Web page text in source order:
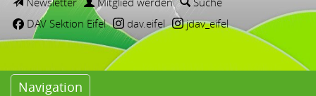
DAV Sektion Eifel
dav.eifel jdav_eifel
Navigation